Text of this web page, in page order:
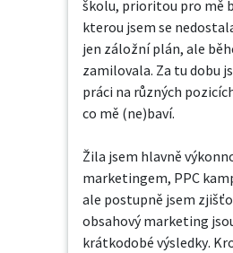
školu, prioritou pro mě
kterou jsem se
jen záložní plán, ale
zamilovala. Za tu dobu
práci na různých
co mě (ne)baví.
Žila jsem hlavně
marketingem, PPC
ale postupně jsem
obsahový marketing
krátkodobé výsledky.